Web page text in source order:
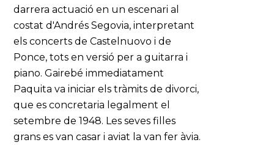
darrera actuació en un escenari al
costat d'Andrés Segovia, interpretant
els concerts de Castelnuovo i de
Ponce, tots en versió per a guitarra i
piano. Gairebé immediatament
Paquita va iniciar els tràmits de divorci,
que es concretaria legalment el
setembre de 1948. Les seves filles
grans es van casar i aviat la van fer àvia.